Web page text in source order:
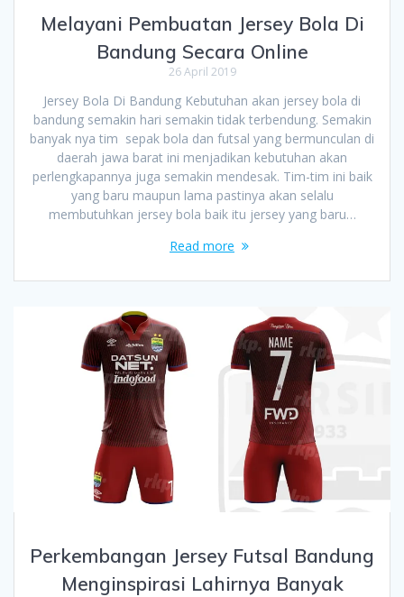
Melayani Pembuatan Jersey Bola Di
Bandung Secara Online
26 April 2019
Jersey Bola Di Bandung Kebutuhan akan jersey bola di
bandung semakin hari semakin tidak terbendung. Semakin
banyak nya tim sepak bola dan futsal yang bermunculan di
daerah jawa barat ini menjadikan kebutuhan akan
perlengkapannya juga semakin mendesak. Tim-tim ini baik
yang baru maupun lama pastinya akan selalu
membutuhkan jersey bola baik itu jersey yang baru…
Read more
Perkembangan Jersey Futsal Bandung
Menginspirasi Lahirnya Banyak